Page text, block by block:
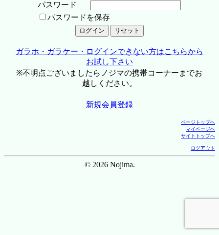
パスワード
パスワードを保存
ガラホ・ガラケー・ログインできない方はこちらから
お試し下さい
※不明点ございましたらノジマの携帯コーナーまでお
越しください。
新規会員登録
ページトップへ
マイページへ
サイトトップへ
ログアウト
© 2026 Nojima.